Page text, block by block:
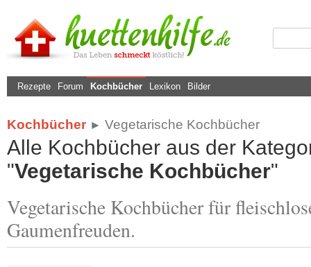
Rezepte Forum Kochbücher Lexikon Bilder
Kochbücher ► Vegetarische Kochbücher
Alle Kochbücher aus der
"Vegetarische Kochbücher"
Vegetarische Kochbücher für
Gaumenfreuden.